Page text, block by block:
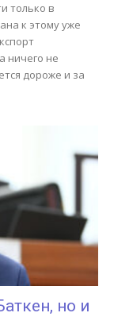
только в
к этому уже
ничего не
дороже и за
но и